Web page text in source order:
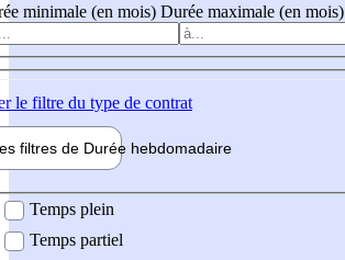
minimale (en mois) Durée maximale (en mois)
le filtre du type de contrat
filtres de Durée hebdomadaire
Temps plein
Temps partiel